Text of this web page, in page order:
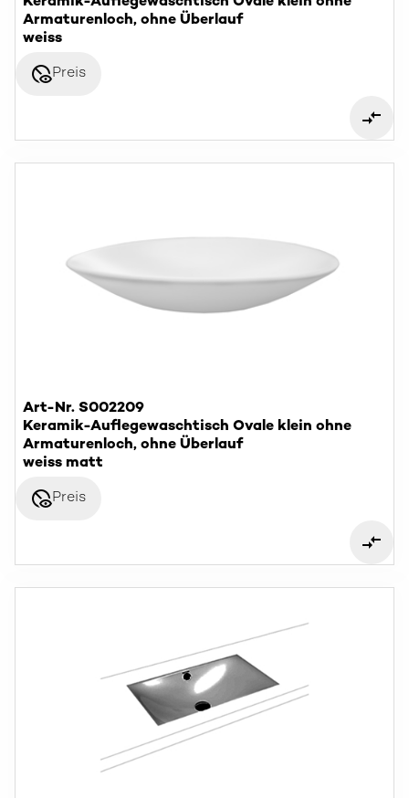
Armaturenloch, ohne Überlauf
weiss
disabled_visiblePreis
Art-Nr. S002209
Keramik-Auflegewaschtisch Ovale klein ohne
Armaturenloch, ohne Überlauf
weiss matt
disabled_visiblePreis